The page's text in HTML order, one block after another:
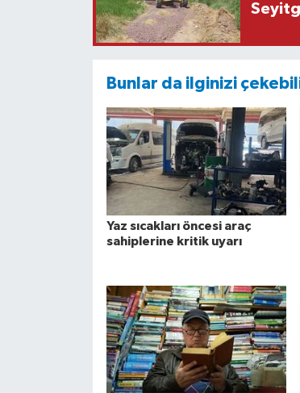
Bunlar da ilginizi
Yaz sıcakları öncesi araç
sahiplerine kritik uyarı